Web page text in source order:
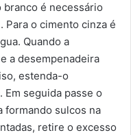
branco é necessário
Para o cimento cinza é
Quando a
a desempenadeira
estenda-o
Em seguida passe o
formando sulcos na
retire o excesso